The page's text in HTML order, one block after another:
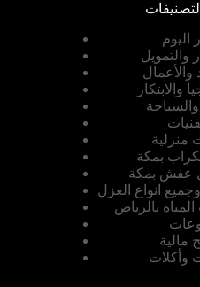
التصنيفات
اليوم
والتمويل
والأعمال
والابتكار
منزلية
بمكة
عفش بمكة
انواع العزل
بالرياض
مالية
وأكلات